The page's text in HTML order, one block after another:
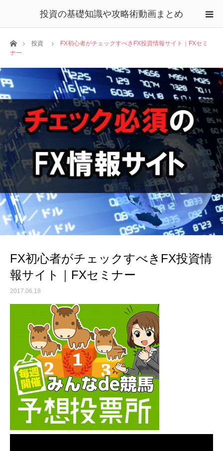
投資の基礎知識や攻略術動画まとめ
ホーム投資
FX初心者がチェックすべきFX投資情報サイト｜FXセミ
ナー
FX初心者がチェックすべきFX投資情
報サイト｜FXセミナー
2017.06.18